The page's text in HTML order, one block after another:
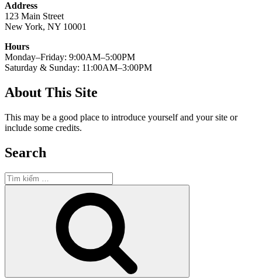
Address
123 Main Street
New York, NY 10001
Hours
Monday–Friday: 9:00AM–5:00PM
Saturday & Sunday: 11:00AM–3:00PM
About This Site
This may be a good place to introduce yourself and your site or
include some credits.
Search
Tìm
kiếm: